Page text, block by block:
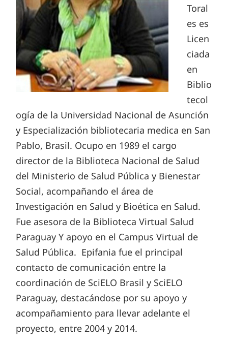
Toral
es es
Licen
ciada
en
Biblio
tecol
ogía de la Universidad Nacional de Asunción
y Especialización bibliotecaria medica en San
Pablo, Brasil. Ocupo en 1989 el cargo
director de la Biblioteca Nacional de Salud
del Ministerio de Salud Pública y Bienestar
Social, acompañando el área de
Investigación en Salud y Bioética en Salud.
Fue asesora de la Biblioteca Virtual Salud
Paraguay Y apoyo en el Campus Virtual de
Salud Pública. Epifania fue el principal
contacto de comunicación entre la
coordinación de SciELO Brasil y SciELO
Paraguay, destacándose por su apoyo y
acompañamiento para llevar adelante el
proyecto, entre 2004 y 2014.